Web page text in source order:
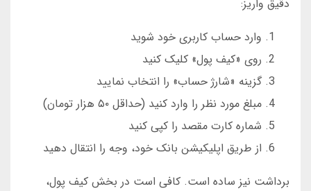
دقیق واریز:
وارد حساب کاربری خود شوید
روی «کیف پول» کلیک کنید
گزینه «شارژ حساب» را انتخاب نمایید
مبلغ مورد نظر را وارد کنید (حداقل ۵۰ هزار تومان)
شماره کارت مقصد را کپی کنید
از طریق اپلیکیشن بانک خود، وجه را انتقال دهید
برداشت نیز ساده است. کافی است در بخش کیف پول،